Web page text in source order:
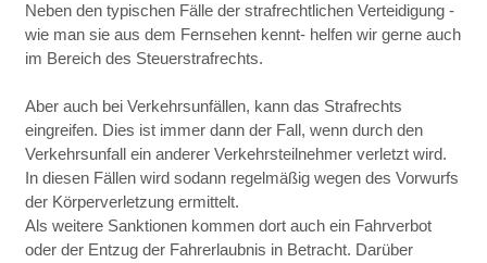
Neben den typischen Fälle der strafrechtlichen Verteidigung -
wie man sie aus dem Fernsehen kennt- helfen wir gerne auch
im Bereich des Steuerstrafrechts.
Aber auch bei Verkehrsunfällen, kann das Strafrechts
eingreifen. Dies ist immer dann der Fall, wenn durch den
Verkehrsunfall ein anderer Verkehrsteilnehmer verletzt wird.
In diesen Fällen wird sodann regelmäßig wegen des Vorwurfs
der Körperverletzung ermittelt.
Als weitere Sanktionen kommen dort auch ein Fahrverbot
oder der Entzug der Fahrerlaubnis in Betracht. Darüber